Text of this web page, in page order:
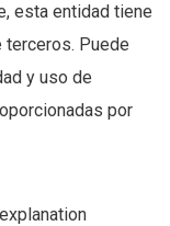
esta entidad tiene
Puede
y uso de
por